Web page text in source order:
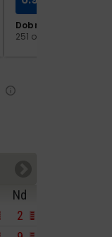
Dobry
251 opinii
Nd
2